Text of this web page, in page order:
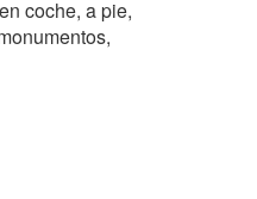
coche, a pie,